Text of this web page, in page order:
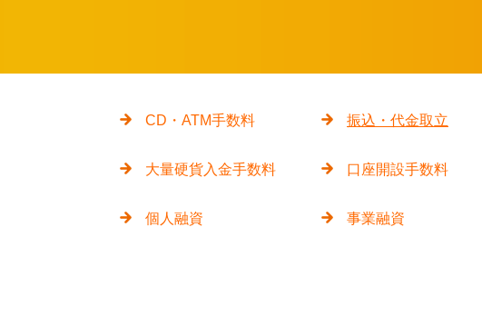
CD・ATM手数料 振込・代金取立
大量硬貨入金手数料 口座開設手数料
個人融資 事業融資